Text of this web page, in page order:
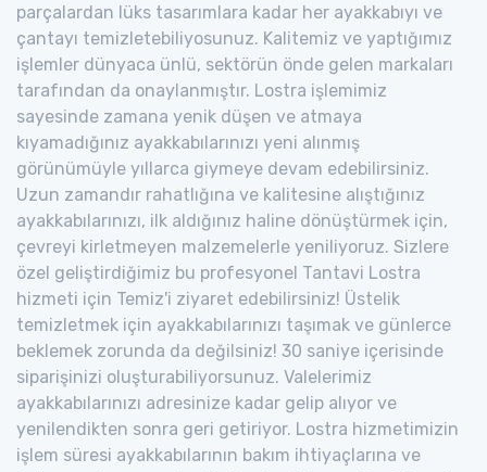
parçalardan lüks tasarımlara kadar her ayakkabıyı ve
çantayı temizletebiliyosunuz. Kalitemiz ve yaptığımız
işlemler dünyaca ünlü, sektörün önde gelen markaları
tarafından da onaylanmıştır. Lostra işlemimiz
sayesinde zamana yenik düşen ve atmaya
kıyamadığınız ayakkabılarınızı yeni alınmış
görünümüyle yıllarca giymeye devam edebilirsiniz.
Uzun zamandır rahatlığına ve kalitesine alıştığınız
ayakkabılarınızı, ilk aldığınız haline dönüştürmek için,
çevreyi kirletmeyen malzemelerle yeniliyoruz. Sizlere
özel geliştirdiğimiz bu profesyonel Tantavi Lostra
hizmeti için Temiz'i ziyaret edebilirsiniz! Üstelik
temizletmek için ayakkabılarınızı taşımak ve günlerce
beklemek zorunda da değilsiniz! 30 saniye içerisinde
siparişinizi oluşturabiliyorsunuz. Valelerimiz
ayakkabılarınızı adresinize kadar gelip alıyor ve
yenilendikten sonra geri getiriyor. Lostra hizmetimizin
işlem süresi ayakkabılarının bakım ihtiyaçlarına ve